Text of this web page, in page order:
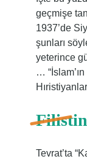
geçmişe
1937’de
şunları
yeterince
…
Filistin
Tevrat’ta